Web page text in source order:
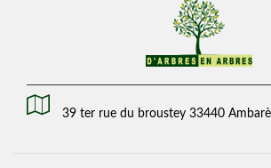
39 ter rue du broustey 33440